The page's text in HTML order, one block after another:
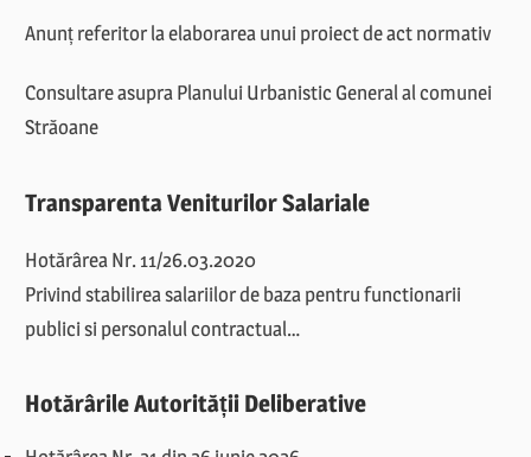
Anunț referitor la elaborarea unui proiect de act normativ
Consultare asupra Planului Urbanistic General al comunei
Străoane
Transparenta Veniturilor Salariale
Hotărârea Nr. 11/26.03.2020
Privind stabilirea salariilor de baza pentru functionarii
publici si personalul contractual…
Hotărârile Autorității Deliberative